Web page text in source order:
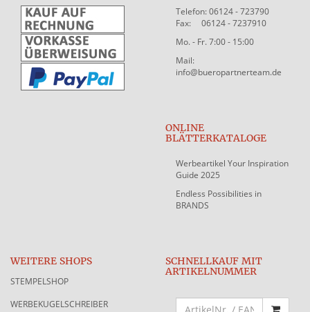
Telefon: 06124 - 723790
Fax: 06124 - 7237910
Mo. - Fr. 7:00 - 15:00
Mail:
info@bueropartnerteam.de
ONLINE
BLÄTTERKATALOGE
Werbeartikel Your Inspiration
Guide 2025
Endless Possibilities in
BRANDS
WEITERE SHOPS
STEMPELSHOP
WERBEKUGELSCHREIBER
SCHNELLKAUF MIT
ARTIKELNUMMER